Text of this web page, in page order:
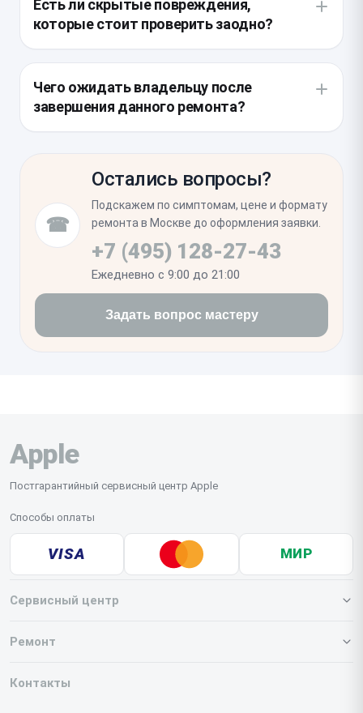
несоблюдения геометрии.
остатков осколков, а затем фиксирует новую
панель под прессом для обеспечения надежной
адгезии. Особое внимание уделяется чистоте
корпус.
Есть ли скрытые повреждения,
которые стоит проверить заодно?
расположенные под ней. Целесообразно провести
проверку линз и фокусировки, так как вибрация от
разрушения стекла иногда негативно сказывается
Чего ожидать владельцу после
завершения данного ремонта?
для окончательной полимеризации клея.
Проверьте четкость работы беспроводной
зарядки и плотность прилегания всех граней
восстановлении герметичности.
☎
Остались вопросы?
Подскажем по симптомам, цене и формату
ремонта в Москве до оформления заявки.
+7 (495) 128-27-43
Ежедневно с 9:00 до 21:00
Задать вопрос мастеру
Apple
Постгарантийный сервисный центр Apple
Способы оплаты
VISA МИР
Сервисный центр
О нашем сервисе
Ремонт
Iphone
Контакты